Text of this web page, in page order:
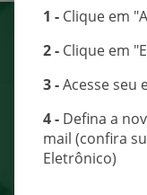
Portal
1 - Clique em
2 - Clique em
3 -Acesse seu
4 - Defina a
mail (confira
Eletrônico)